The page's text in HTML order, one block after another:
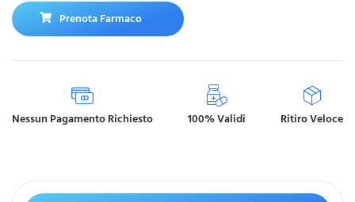
Prenota Farmaco
Nessun Pagamento Richiesto 100% Validi Ritiro Veloce